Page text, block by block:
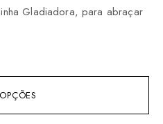
Gladiadora, para abraçar